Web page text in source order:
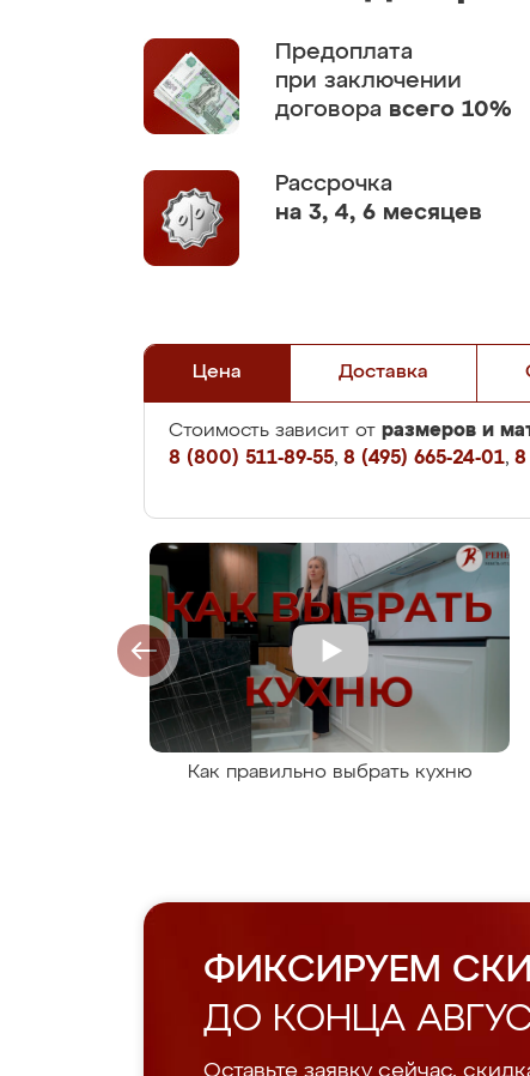
Предоплата
при заключении
договора всего 10%
Рассрочка
на 3, 4, 6 месяцев
Цена Доставка
Стоимость зависит от размеров и
8 (800) 511-89-55, 8 (495) 665-24-01, 8
Как правильно выбрать кухню
ФИКСИРУЕМ
ДО КОНЦА
Оставьте заявку сейчас,